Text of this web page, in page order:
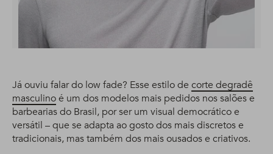
Já ouviu falar do low fade? Esse estilo de corte degradê
masculinoé um dos modelos mais pedidos nos salões e
barbearias do Brasil, por ser um visual democrático e
versátil – que se adapta ao gosto dos mais discretos e
tradicionais, mas também dos mais ousados e criativos.